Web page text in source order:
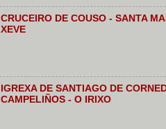
CRUCEIRO DE COUSO - SANTA
XEVE
IGREXA DE SANTIAGO DE
CAMPELIÑOS - O IRIXO